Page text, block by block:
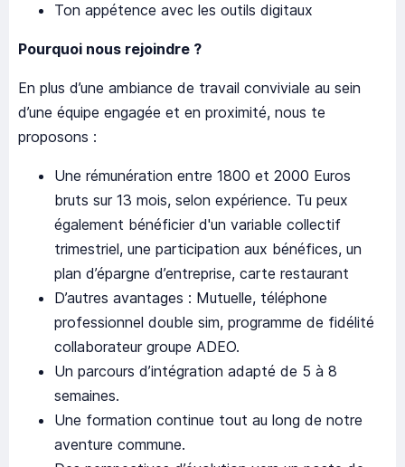
Ton appétence avec les outils digitaux
Pourquoi nous rejoindre ?
En plus d’une ambiance de travail conviviale au sein
d’une équipe engagée et en proximité, nous te
proposons :
Une rémunération entre 1800 et 2000 Euros
bruts sur 13 mois, selon expérience. Tu peux
également bénéficier d'un variable collectif
trimestriel, une participation aux bénéfices, un
plan d’épargne d’entreprise, carte restaurant
D’autres avantages : Mutuelle, téléphone
professionnel double sim, programme de fidélité
collaborateur groupe ADEO.
Un parcours d’intégration adapté de 5 à 8
semaines.
Une formation continue tout au long de notre
aventure commune.